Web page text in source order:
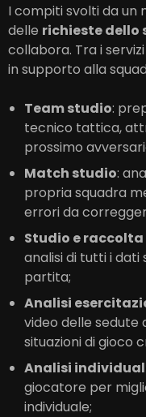
I compiti svolti da un
delle richieste dello
collabora. Tra i
in supporto alla
Team studio:
tecnico tattica,
prossimo
Match studio:
propria squadra
errori da
Studio e
analisi di tutti i
partita;
Analisi
video delle sedute
situazioni di gioco
Analisi
giocatore per
individuale;